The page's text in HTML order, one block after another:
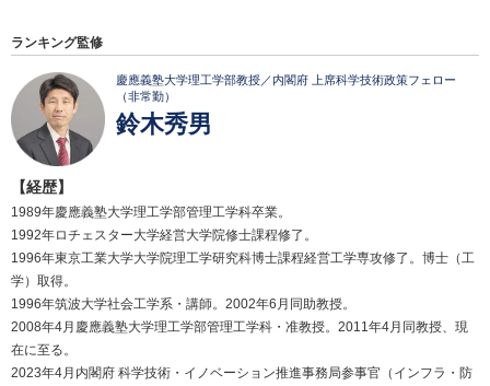
ランキング監修
慶應義塾大学理工学部教授／内閣府 上席科学技術政策フェロー
（非常勤）
鈴木秀男
【経歴】
1989年慶應義塾大学理工学部管理工学科卒業。
1992年ロチェスター大学経営大学院修士課程修了。
1996年東京工業大学大学院理工学研究科博士課程経営工学専攻修了。博士（工
学）取得。
1996年筑波大学社会工学系・講師。2002年6月同助教授。
2008年4月慶應義塾大学理工学部管理工学科・准教授。2011年4月同教授、現
在に至る。
2023年4月内閣府 科学技術・イノベーション推進事務局参事官（インフラ・防